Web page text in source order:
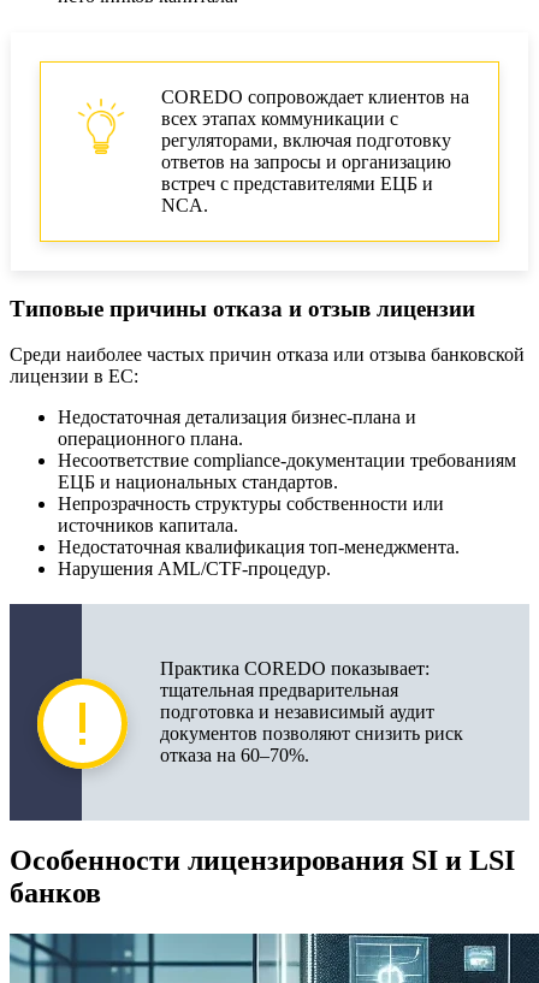
COREDO сопровождает клиентов на
всех этапах коммуникации с
регуляторами, включая подготовку
ответов на запросы и организацию
встреч с представителями ЕЦБ и
NCA.
Типовые причины отказа и отзыв лицензии
Среди наиболее частых причин отказа или отзыва банковской
лицензии в ЕС:
Недостаточная детализация бизнес-плана и
операционного плана.
Несоответствие compliance-документации требованиям
ЕЦБ и национальных стандартов.
Непрозрачность структуры собственности или
источников капитала.
Недостаточная квалификация топ-менеджмента.
Нарушения AML/CTF-процедур.
Практика COREDO показывает:
тщательная предварительная
подготовка и независимый аудит
документов позволяют снизить риск
отказа на 60–70%.
Особенности лицензирования SI и LSI
банков